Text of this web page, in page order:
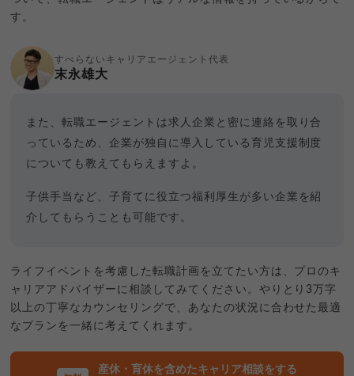
す。
すべらないキャリアエージェント代表
末永雄大
また、転職エージェントは求人企業と密に連絡を取り合
っているため、企業が独自に導入している育児支援制度
についても教えてもらえますよ。
子供手当など、子育てに役立つ福利厚生が多い企業を紹
介してもらうことも可能です。
ライフイベントを考慮した転職計画を立てたい方は、プロのキ
ャリアアドバイザーに相談してみてください。やりとり3万字
以上の丁寧なカウンセリングで、あなたの状況に合わせた最適
なプランを一緒に考えてくれます。
産休・育休を含めたキャリア相談をする